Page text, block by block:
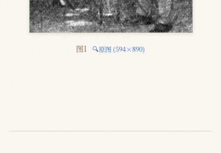
图1 🔍原图 (594×890)